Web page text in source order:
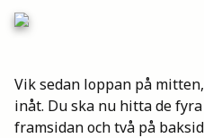
Vik sedan loppan på
inåt. Du ska nu hitta de
framsidan och två på